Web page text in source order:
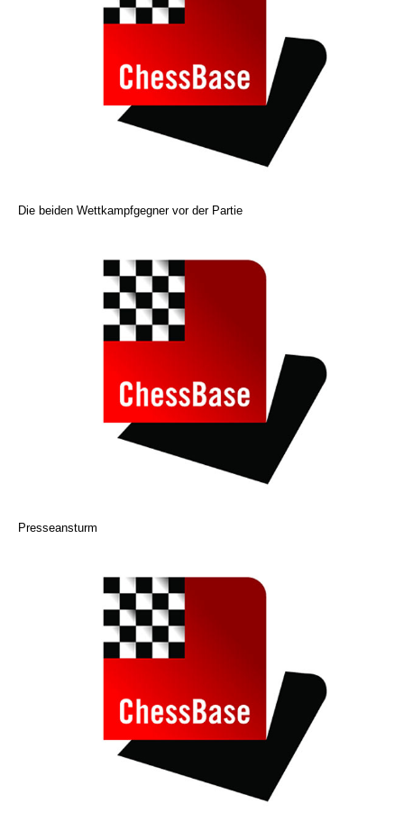
Die beiden Wettkampfgegner vor der Partie
Presseansturm